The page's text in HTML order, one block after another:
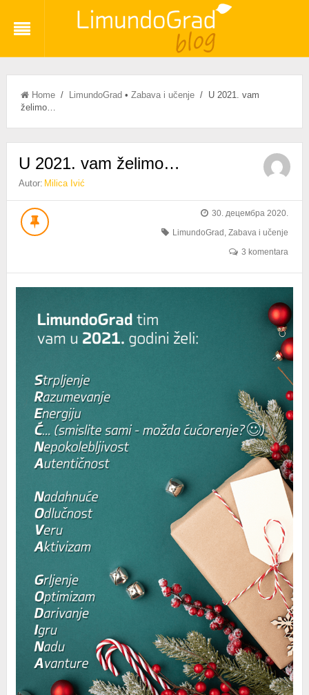
Home/ LimundoGrad • Zabava i učenje/ U 2021. vam
želimo…
U 2021. vam želimo…
Autor: Milica Ivić
30. децембра 2020.
LimundoGrad ,Zabava i učenje
3 komentara